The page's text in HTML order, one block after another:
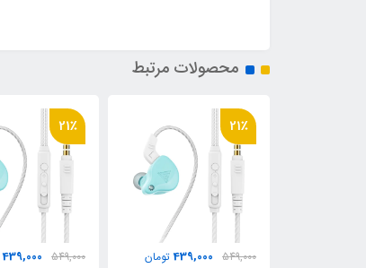
محصولات مرتبط
21٪
549,000
439,000 تومان
21٪
549,000
439,000